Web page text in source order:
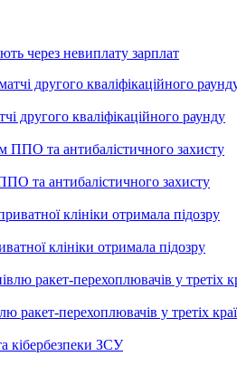
через невиплату зарплат
другого кваліфікаційного раунду
та антибалістичного захисту
клініки отримала підозру
ракет-перехоплювачів у третіх